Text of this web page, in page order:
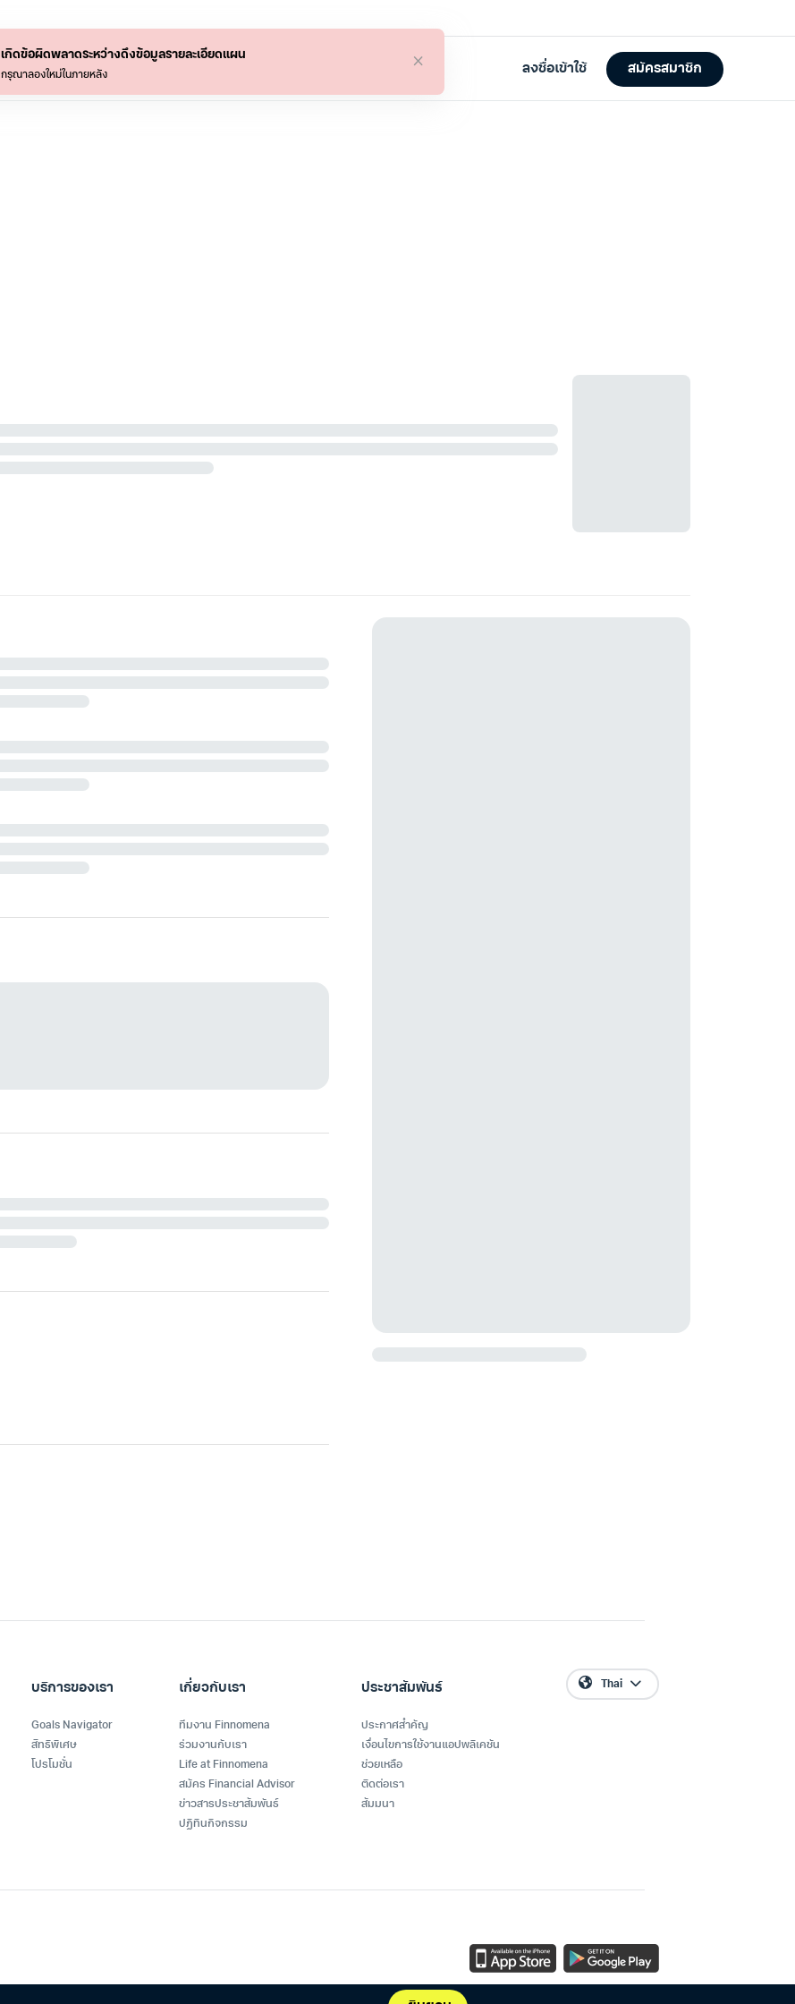
เกิดข้อผิดพลาดระหว่างดึงข้อมูลรายละเอียดแผน
กรุณาลองใหม่ในภายหลัง